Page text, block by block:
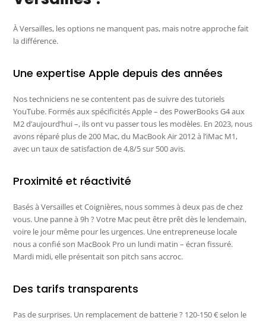
À Versailles, les options ne manquent pas, mais notre approche fait
la différence.
Une expertise Apple depuis des années
Nos techniciens ne se contentent pas de suivre des tutoriels
YouTube. Formés aux spécificités Apple – des PowerBooks G4 aux
M2 d’aujourd’hui –, ils ont vu passer tous les modèles. En 2023, nous
avons réparé plus de 200 Mac, du MacBook Air 2012 à l’iMac M1,
avec un taux de satisfaction de 4,8/5 sur 500 avis.
Proximité et réactivité
Basés à Versailles et Coignières, nous sommes à deux pas de chez
vous. Une panne à 9h ? Votre Mac peut être prêt dès le lendemain,
voire le jour même pour les urgences. Une entrepreneuse locale
nous a confié son MacBook Pro un lundi matin – écran fissuré.
Mardi midi, elle présentait son pitch sans accroc.
Des tarifs transparents
Pas de surprises. Un remplacement de batterie ? 120-150 € selon le